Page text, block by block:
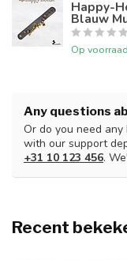
Happy-
Blauw
Op voorraad
Any questions
Or do you need
with our support
+31 10 123 456.
Recent